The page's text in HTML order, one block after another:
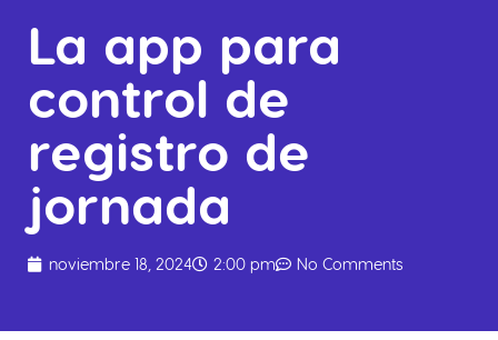
La app para
control de
registro de
jornada
noviembre 18, 2024 2:00 pm No Comments